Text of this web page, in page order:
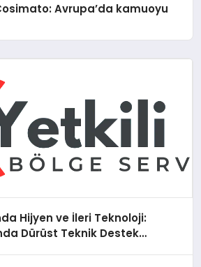
Avrupa’da kamuoyu
Hijyen ve İleri Teknoloji:
Dürüst Teknik Destek